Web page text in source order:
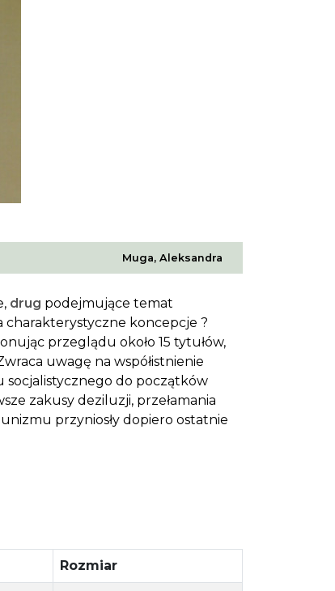
Muga, Aleksandra
drug podejmujące temat
charakterystyczne koncepcje ?
przeglądu około 15 tytułów,
uwagę na współistnienie
do początków
zakusy deziluzji, przełamania
przyniosły dopiero ostatnie
Rozmiar